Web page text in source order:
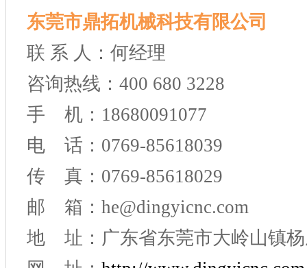
东莞市鼎拓机械科技有限公司
联 系 人：何经理
咨询热线：400 680 3228
手 机：18680091077
电 话：0769-85618039
传 真：0769-85618029
邮 箱：he@dingyicnc.com
地 址：广东省东莞市大岭山镇